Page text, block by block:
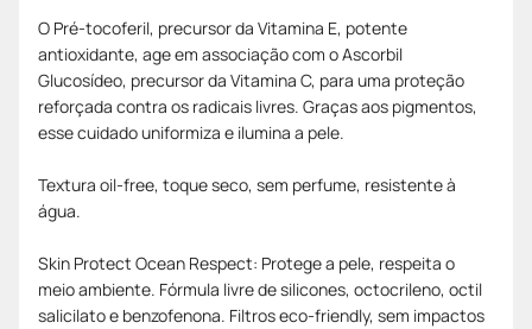
O Pré-tocoferil, precursor da Vitamina E, potente
antioxidante, age em associação com o Ascorbil
Glucosídeo, precursor da Vitamina C, para uma proteção
reforçada contra os radicais livres. Graças aos pigmentos,
esse cuidado uniformiza e ilumina a pele.
Textura oil-free, toque seco, sem perfume, resistente à
água.
Skin Protect Ocean Respect: Protege a pele, respeita o
meio ambiente. Fórmula livre de silicones, octocrileno, octil
salicilato e benzofenona. Filtros eco-friendly, sem impactos